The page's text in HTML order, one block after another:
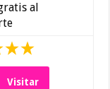
al
Visitar